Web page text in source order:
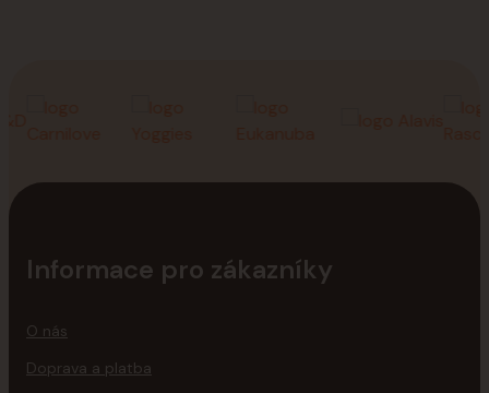
Informace pro zákazníky
O nás
Doprava a platba